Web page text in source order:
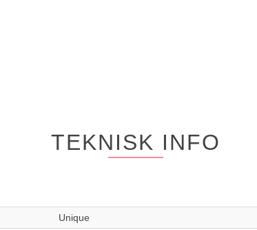
TEKNISK INFO
Unique